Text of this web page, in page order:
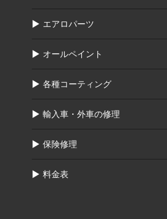
エアロパーツ
オールペイント
各種コーティング
輸入車・外車の修理
保険修理
料金表